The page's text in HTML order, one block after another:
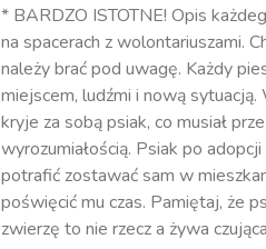
* BARDZO ISTOTNE! Opis
na spacerach z wolontariuszami.
należy brać pod uwagę. Każdy
miejscem, ludźmi i nową
kryje za sobą psiak, co musiał
wyrozumiałością. Psiak po
potrafić zostawać sam w
poświęcić mu czas. Pamiętaj, że
zwierzę to nie rzecz a żywa